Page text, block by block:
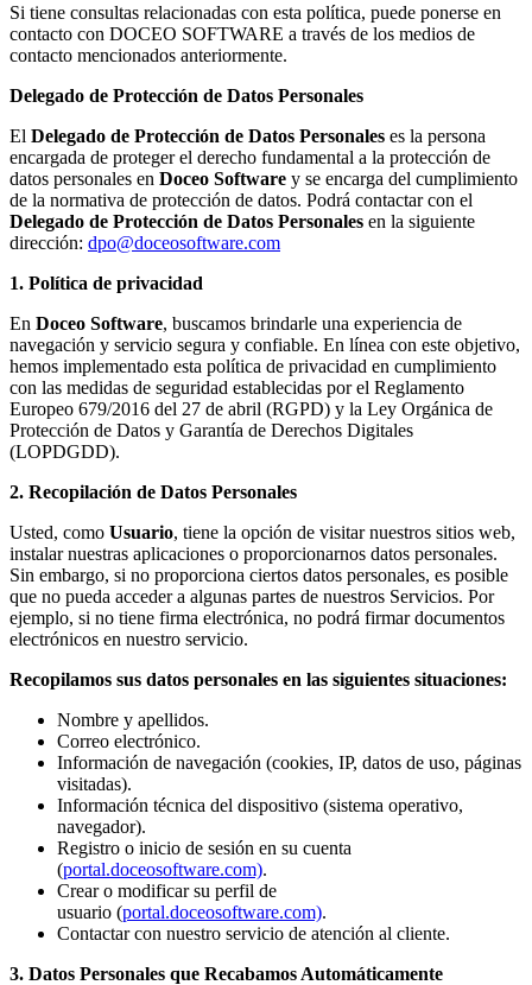
Si tiene consultas relacionadas con esta política, puede ponerse en
contacto con DOCEO SOFTWARE a través de los medios de
contacto mencionados anteriormente.
Delegado de Protección de Datos Personales
El Delegado de Protección de Datos Personales es la persona
encargada de proteger el derecho fundamental a la protección de
datos personales en Doceo Software y se encarga del cumplimiento
de la normativa de protección de datos. Podrá contactar con el
Delegado de Protección de Datos Personales en la siguiente
dirección: dpo@doceosoftware.com
1. Política de privacidad
En Doceo Software, buscamos brindarle una experiencia de
navegación y servicio segura y confiable. En línea con este objetivo,
hemos implementado esta política de privacidad en cumplimiento
con las medidas de seguridad establecidas por el Reglamento
Europeo 679/2016 del 27 de abril (RGPD) y la Ley Orgánica de
Protección de Datos y Garantía de Derechos Digitales
(LOPDGDD).
2. Recopilación de Datos Personales
Usted, como Usuario, tiene la opción de visitar nuestros sitios web,
instalar nuestras aplicaciones o proporcionarnos datos personales.
Sin embargo, si no proporciona ciertos datos personales, es posible
que no pueda acceder a algunas partes de nuestros Servicios. Por
ejemplo, si no tiene firma electrónica, no podrá firmar documentos
electrónicos en nuestro servicio.
Recopilamos sus datos personales en las siguientes situaciones:
Nombre y apellidos.
Correo electrónico.
Información de navegación (cookies, IP, datos de uso, páginas
visitadas).
Información técnica del dispositivo (sistema operativo,
navegador).
Registro o inicio de sesión en su cuenta
(portal.doceosoftware.com).
Crear o modificar su perfil de
usuario (portal.doceosoftware.com).
Contactar con nuestro servicio de atención al cliente.
3. Datos Personales que Recabamos Automáticamente